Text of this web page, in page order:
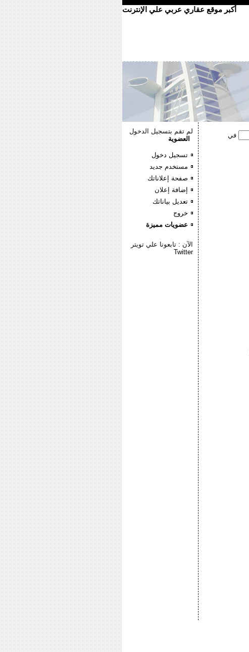
أكبر موقع عقاري عربي علي الإنترنت
لم تقم بتسجيل الدخول
العضوية
تسجيل دخول
مستخدم جديد
صفحة إعلاناتك
إضافة إعلان
تعديل بياناتك
خروج
عضويات مميزة
الآن : تابعونا علي تويتر
Twitter
في